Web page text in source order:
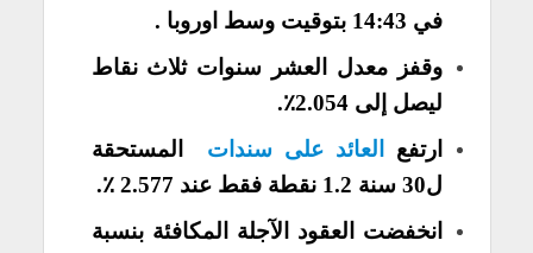
في 14:43 بتوقيت وسط اوروبا .
وقفز معدل العشر سنوات ثلاث نقاط
ليصل إلى 2.054٪.
ارتفع
العائد على سندات
المستحقة
ل30 سنة 1.2 نقطة فقط عند 2.577 ٪.
انخفضت العقود الآجلة المكافئة بنسبة